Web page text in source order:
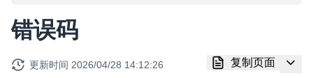
突破传统文字交互模式，与 AI 进行高拟真、自然流畅的实时语
Web
Windows
错误码
更新时间 2026/04/28 14:12:26 复制页面